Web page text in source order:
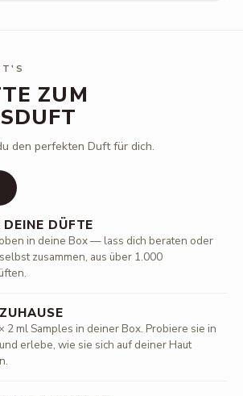
ZUM
den perfekten Duft für dich.
DÜFTE
in deine Box — lass dich beraten oder
zusammen, aus über 1.000
2 ml Samples in deiner Box. Probiere sie in
erlebe, wie sie sich auf deiner Haut